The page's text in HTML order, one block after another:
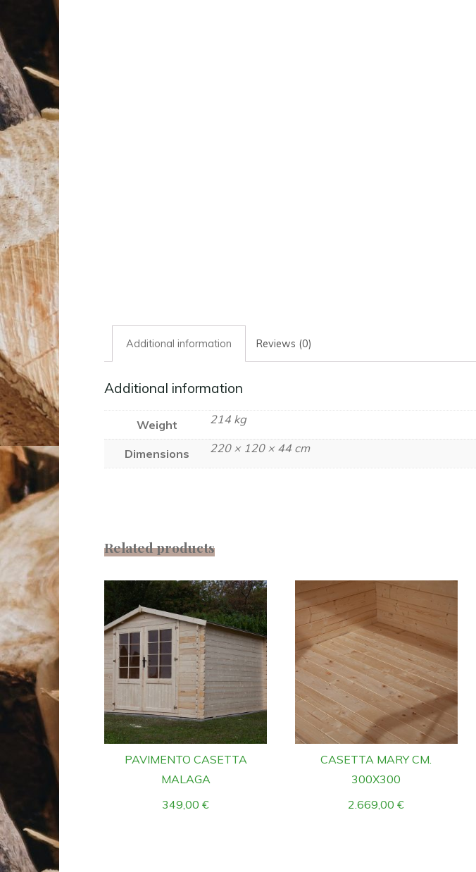
Additional information Reviews (0)
Additional information
Weight 214 kg
Dimensions 220 × 120 × 44 cm
Related products
PAVIMENTO CASETTA
MALAGA
349,00€
CASETTA MARY CM.
300X300
2.669,00€